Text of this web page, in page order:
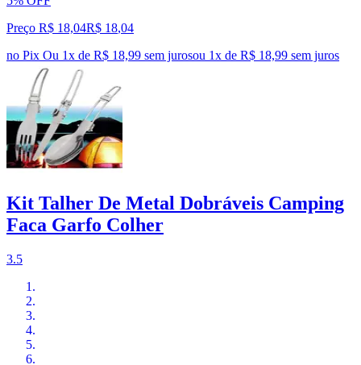
Preço R$ 18,04R$ 18,04
no Pix Ou 1x de R$ 18,99 sem jurosou 1x de R$ 18,99 sem juros
Kit Talher De Metal Dobráveis Camping
Faca Garfo Colher
3.5